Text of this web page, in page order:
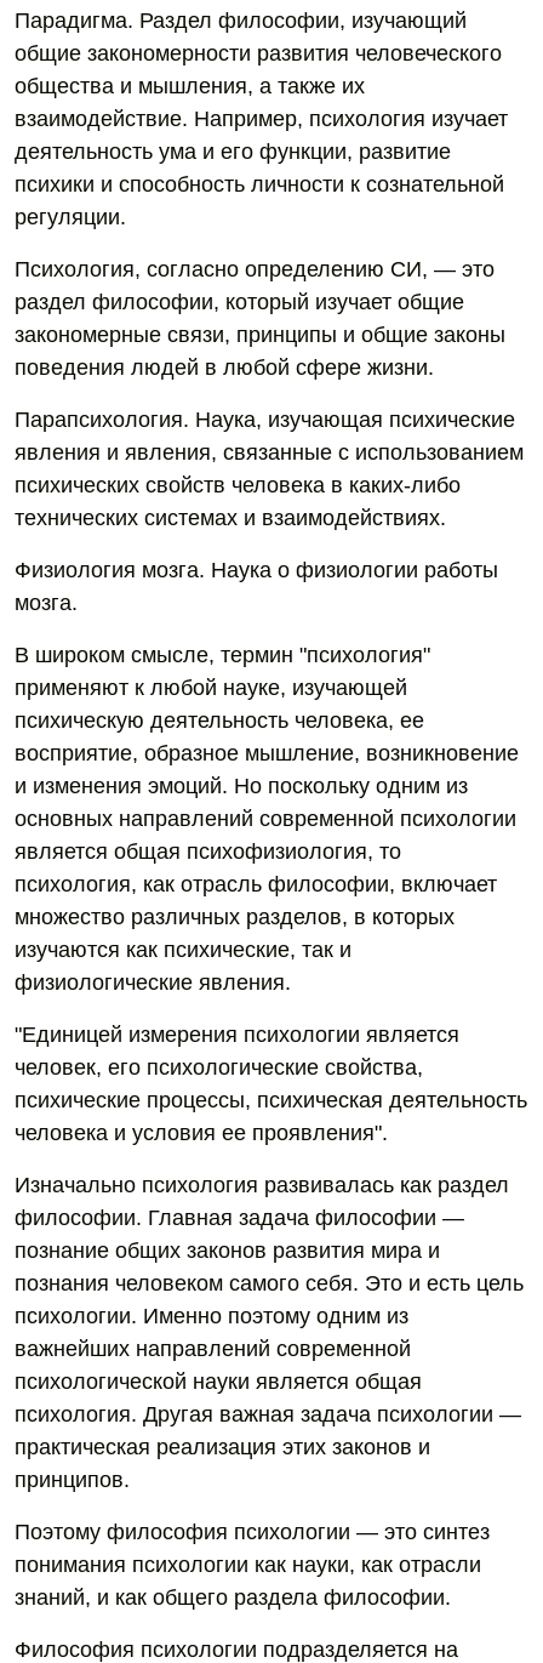
Парадигма. Раздел философии, изучающий
общие закономерности развития человеческого
общества и мышления, а также их
взаимодействие. Например, психология изучает
деятельность ума и его функции, развитие
психики и способность личности к сознательной
регуляции.
Психология, согласно определению СИ, — это
раздел философии, который изучает общие
закономерные связи, принципы и общие законы
поведения людей в любой сфере жизни.
Парапсихология. Наука, изучающая психические
явления и явления, связанные с использованием
психических свойств человека в каких-либо
технических системах и взаимодействиях.
Физиология мозга. Наука о физиологии работы
мозга.
В широком смысле, термин "психология"
применяют к любой науке, изучающей
психическую деятельность человека, ее
восприятие, образное мышление, возникновение
и изменения эмоций. Но поскольку одним из
основных направлений современной психологии
является общая психофизиология, то
психология, как отрасль философии, включает
множество различных разделов, в которых
изучаются как психические, так и
физиологические явления.
"Единицей измерения психологии является
человек, его психологические свойства,
психические процессы, психическая деятельность
человека и условия ее проявления".
Изначально психология развивалась как раздел
философии. Главная задача философии —
познание общих законов развития мира и
познания человеком самого себя. Это и есть цель
психологии. Именно поэтому одним из
важнейших направлений современной
психологической науки является общая
психология. Другая важная задача психологии —
практическая реализация этих законов и
принципов.
Поэтому философия психологии — это синтез
понимания психологии как науки, как отрасли
знаний, и как общего раздела философии.
Философия психологии подразделяется на